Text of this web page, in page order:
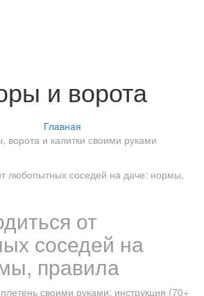
и ворота
Главная
ворота и калитки своими руками
от
соседей на
правила